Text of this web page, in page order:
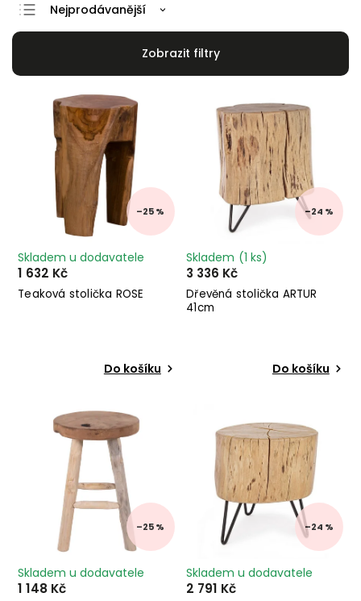
Doporučujeme
Nejprodávanější
Abecedně
–25 %
Teaková stolička ROSE
Skladem u dodavatele
1 632 Kč
Do košíku
–24 %
Dřevěná stolička ARTUR
41cm
Skladem (1 ks)
3 336 Kč
Do košíku
–25 %
Skladem u dodavatele
1 148 Kč
–24 %
Skladem u dodavatele
2 791 Kč